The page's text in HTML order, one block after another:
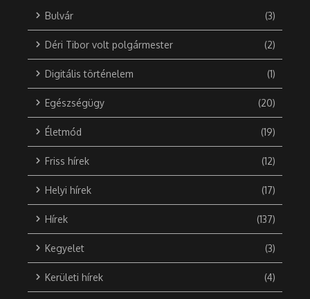
Bulvár (3)
Déri Tibor volt polgármester (2)
Digitális történelem (1)
Egészségügy (20)
Életmód (19)
Friss hírek (12)
Helyi hírek (17)
Hírek (137)
Kegyelet (3)
Kerületi hírek (4)